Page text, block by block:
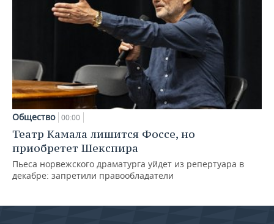
Общество 00:00
Театр Камала лишится Фоссе, но
приобретет Шекспира
Пьеса норвежского драматурга уйдет из репертуара в
декабре: запретили правообладатели